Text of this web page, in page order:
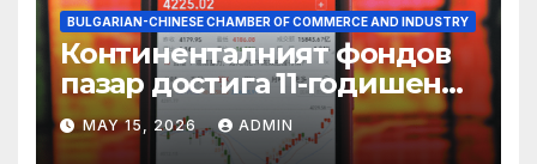
BULGARIAN-CHINESE CHAMBER OF COMMERCE AND INDUSTRY
Континенталният фондов
пазар достига 11-годишен
връх
MAY 15, 2026 ADMIN